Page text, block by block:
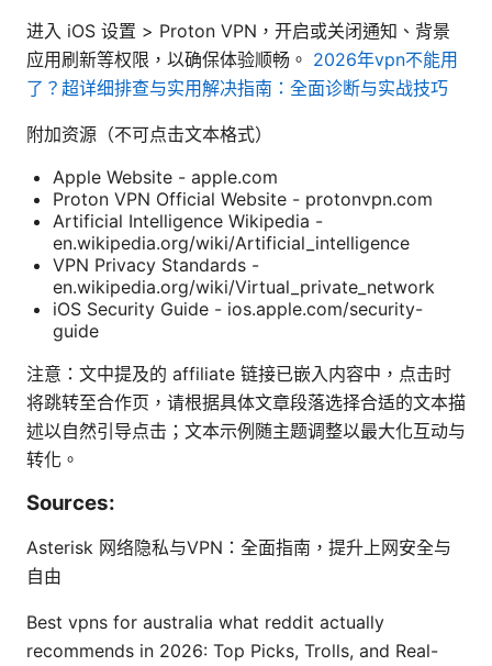
进入 iOS 设置 > Proton VPN，开启或关闭通知、背景
应用刷新等权限，以确保体验顺畅。 2026年vpn不能用
了？超详细排查与实用解决指南：全面诊断与实战技巧
附加资源（不可点击文本格式）
Apple Website - apple.com
Proton VPN Official Website - protonvpn.com
Artificial Intelligence Wikipedia -
en.wikipedia.org/wiki/Artificial_intelligence
VPN Privacy Standards -
en.wikipedia.org/wiki/Virtual_private_network
iOS Security Guide - ios.apple.com/security-
guide
注意：文中提及的 affiliate 链接已嵌入内容中，点击时
将跳转至合作页，请根据具体文章段落选择合适的文本描
述以自然引导点击；文本示例随主题调整以最大化互动与
转化。
Sources:
Asterisk 网络隐私与VPN：全面指南，提升上网安全与
自由
Best vpns for australia what reddit actually
recommends in 2026: Top Picks, Trolls, and Real-